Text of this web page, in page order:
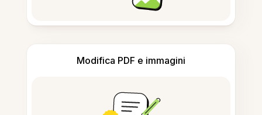
Modifica PDF e immagini